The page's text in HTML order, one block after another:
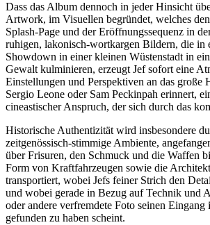
Dass das Album dennoch in jeder Hinsicht
Artwork, im Visuellen begründet, welches
Splash-Page und der Eröffnungssequenz in
ruhigen, lakonisch-wortkargen Bildern, die in
Showdown in einer kleinen Wüstenstadt in
Gewalt kulminieren, erzeugt Jef sofort eine
Einstellungen und Perspektiven an das
Sergio Leone oder Sam Peckinpah erinnert,
cineastischer Anspruch, der sich durch das
Historische Authentizität wird insbesondere
zeitgenössisch-stimmige Ambiente,
über Frisuren, den Schmuck und die Waffen
Form von Kraftfahrzeugen sowie die
transportiert, wobei Jefs feiner Strich den
und wobei gerade in Bezug auf Technik und
oder andere verfremdete Foto seinen Eingang
gefunden zu haben scheint.